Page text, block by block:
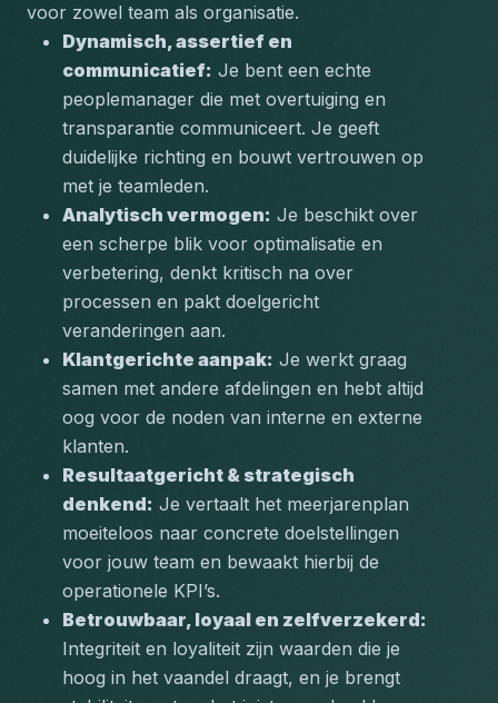
voor zowel team als organisatie.
Dynamisch, assertief en
communicatief: Je bent een echte
peoplemanager die met overtuiging en
transparantie communiceert. Je geeft
duidelijke richting en bouwt vertrouwen op
met je teamleden.
Analytisch vermogen: Je beschikt over
een scherpe blik voor optimalisatie en
verbetering, denkt kritisch na over
processen en pakt doelgericht
veranderingen aan.
Klantgerichte aanpak: Je werkt graag
samen met andere afdelingen en hebt altijd
oog voor de noden van interne en externe
klanten.
Resultaatgericht & strategisch
denkend: Je vertaalt het meerjarenplan
moeiteloos naar concrete doelstellingen
voor jouw team en bewaakt hierbij de
operationele KPI’s.
Betrouwbaar, loyaal en zelfverzekerd:
Integriteit en loyaliteit zijn waarden die je
hoog in het vaandel draagt, en je brengt